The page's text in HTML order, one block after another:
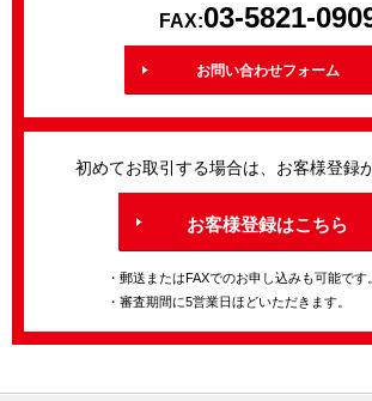
FAX:03-5821-
お問い合わせフォーム
初めてお取引する場合は、お客様登録
お客様登録はこちら
・郵送またはFAXでのお申し込みも可能です。
・審査期間に5営業日ほどいただきます。